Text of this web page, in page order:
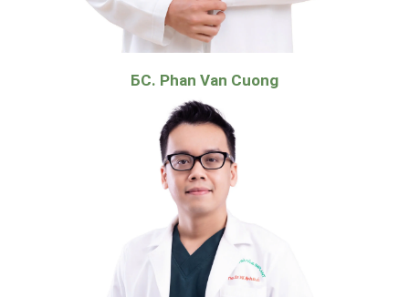
БС. Phan Van Cuong